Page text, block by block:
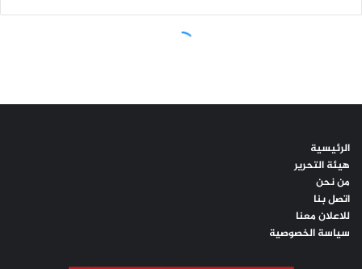
الرئيسية
هيئة التحرير
من نحن
اتصل بنا
للاعلان معنا
سياسة الخصوصية